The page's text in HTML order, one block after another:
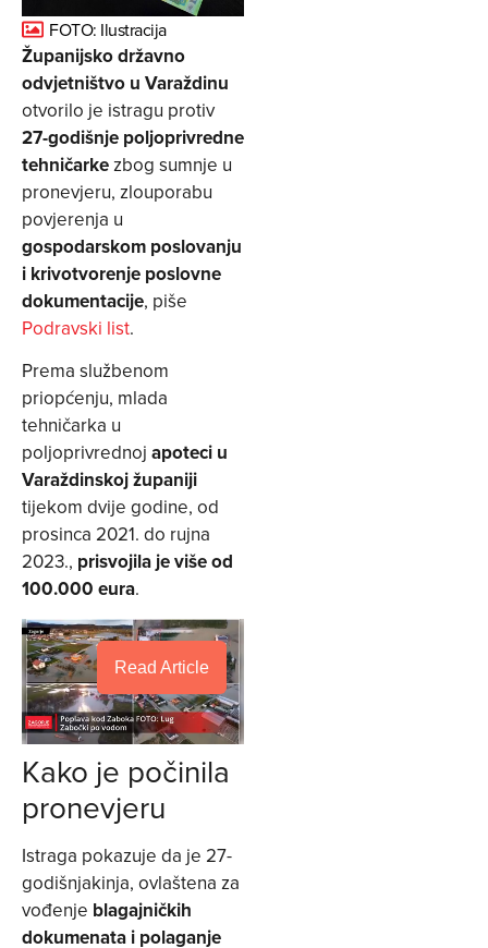
FOTO: Ilustracija
Županijsko državno
odvjetništvo u Varaždinu
otvorilo je istragu protiv
27-godišnje poljoprivredne
tehničarkezbog sumnje u
pronevjeru, zlouporabu
povjerenja u
gospodarskom poslovanju
i krivotvorenje poslovne
dokumentacije, piše
Podravski list.
Prema službenom
priopćenju, mlada
tehničarka u
poljoprivrednoj apoteci u
Varaždinskoj županiji
tijekom dvije godine, od
prosinca 2021. do rujna
2023., prisvojila je više od
100.000 eura.
Read Article
Kako je počinila
pronevjeru
Istraga pokazuje da je 27-
godišnjakinja, ovlaštena za
vođenje blagajničkih
dokumenata i polaganje